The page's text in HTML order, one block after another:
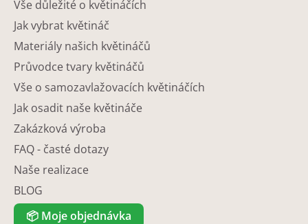
Vše důležité o květináčích
Jak vybrat květináč
Materiály našich květináčů
Průvodce tvary květináčů
Vše o samozavlažovacích květináčích
Jak osadit naše květináče
Zakázková výroba
FAQ - časté dotazy
Naše realizace
BLOG
📦 Moje objednávka